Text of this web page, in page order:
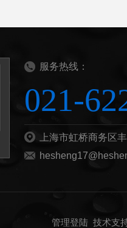
服务热线：
021-
管理登陆 技术支